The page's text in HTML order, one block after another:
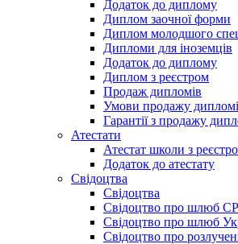
Додаток до диплому
Диплом заочної форми
Диплом молодшого
Дипломи для іноземців
Додаток до диплому
Диплом з реєстром
Продаж дипломів
Умови продажу
Гарантії з продажу
Атестати
Атестат школи з
Додаток до атестату
Свідоцтва
Свідоцтва
Свідоцтво про шлюб
Свідоцтво про шлюб
Свідоцтво про